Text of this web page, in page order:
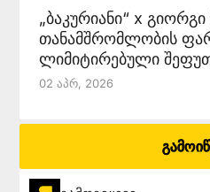
„ბაკურიანი“ x გიორგი
თანამშრომლობის
ლიმიტირებული
02 Აპრ, 2026